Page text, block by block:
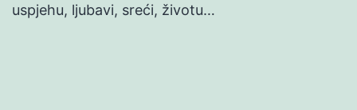
uspjehu, ljubavi, sreći, životu…